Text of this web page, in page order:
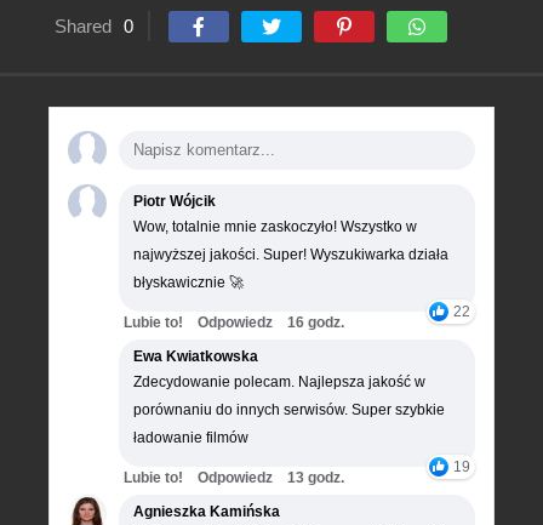
Shared 0
Piotr Wójcik
Wow, totalnie mnie zaskoczyło! Wszystko w
najwyższej jakości. Super! Wyszukiwarka działa
błyskawicznie 🚀
22
Lubie to! Odpowiedz
16 godz.
Ewa Kwiatkowska
Zdecydowanie polecam. Najlepsza jakość w
porównaniu do innych serwisów. Super szybkie
ładowanie filmów
19
Lubie to! Odpowiedz
13 godz.
Agnieszka Kamińska